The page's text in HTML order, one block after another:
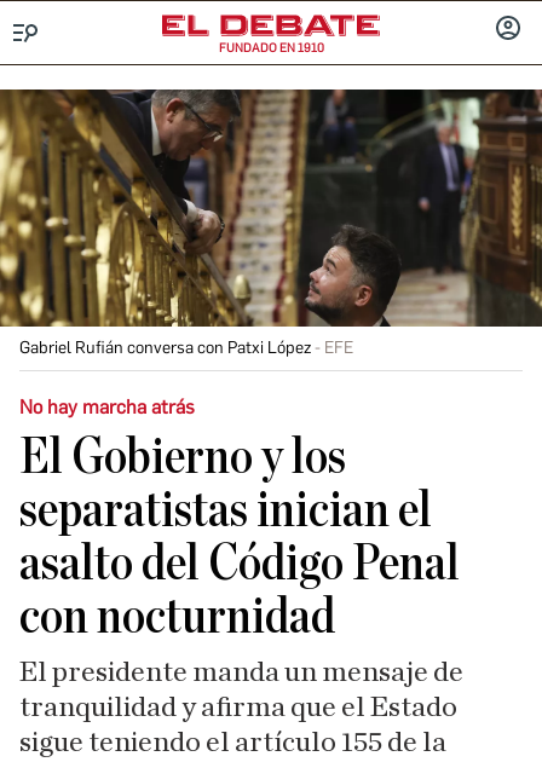
FUNDADO EN 1910
Gabriel Rufián conversa con Patxi López EFE
No hay marcha atrás
El Gobierno y los
separatistas inician el
asalto del Código Penal
con nocturnidad
El presidente manda un mensaje de
tranquilidad y afirma que el Estado
sigue teniendo el artículo 155 de la